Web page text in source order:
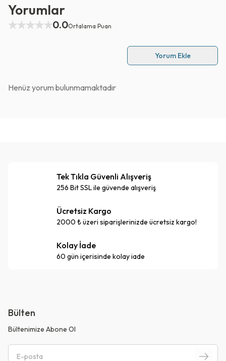
Yorumlar
0.0Ortalama Puan
Yorum Ekle
Henüz yorum bulunmamaktadır
Tek Tıkla Güvenli Alışveriş
256 Bit SSL ile güvende alışveriş
Ücretsiz Kargo
2000 ₺ üzeri siparişlerinizde ücretsiz kargo!
Kolay İade
60 gün içerisinde kolay iade
Bülten
Bültenimize Abone Ol